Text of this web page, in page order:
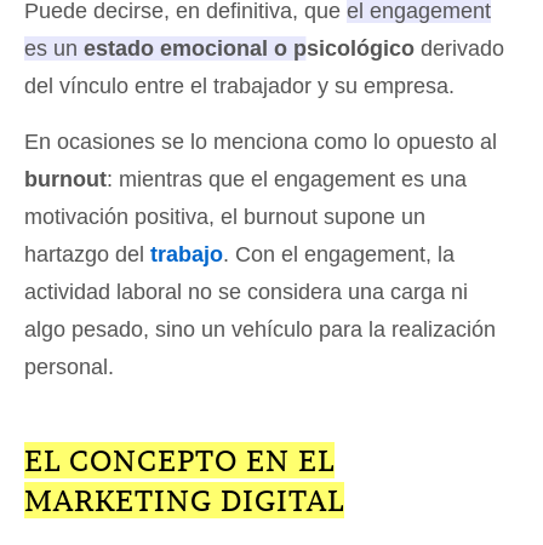
Puede decirse, en definitiva, que el engagement
es un estado emocional o psicológico derivado
del vínculo entre el trabajador y su empresa.
En ocasiones se lo menciona como lo opuesto al
burnout: mientras que el engagement es una
motivación positiva, el burnout supone un
hartazgo del trabajo. Con el engagement, la
actividad laboral no se considera una carga ni
algo pesado, sino un vehículo para la realización
personal.
EL CONCEPTO EN EL
MARKETING DIGITAL